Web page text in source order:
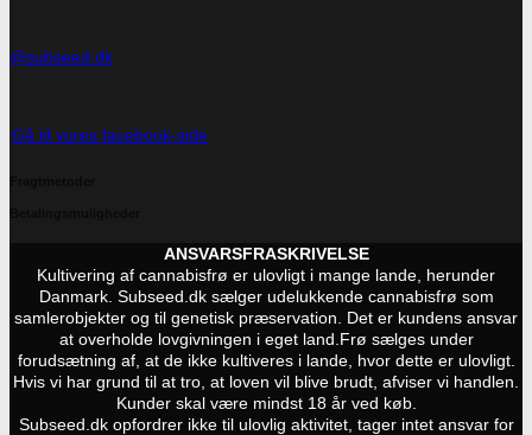
@subseed.dk
Gå til vores facebook-side
ANSVARSFRASKRIVELSE
Kultivering af cannabisfrø er ulovligt i mange lande, herunder
Danmark. Subseed.dk sælger udelukkende cannabisfrø som
samlerobjekter og til genetisk præservation. Det er kundens ansvar
at overholde lovgivningen i eget land. Frø sælges under
forudsætning af, at de ikke kultiveres i lande, hvor dette er ulovligt.
Hvis vi har grund til at tro, at loven vil blive brudt, afviser vi handlen.
Kunder skal være mindst 18 år ved køb.
Subseed.dk opfordrer ikke til ulovlig aktivitet, tager intet ansvar for